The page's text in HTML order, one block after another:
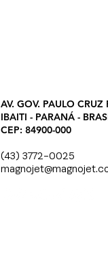
AV. GOV. PAULO CRUZ
IBAITI - PARANÁ -
CEP: 84900-000
(43) 3772-0025